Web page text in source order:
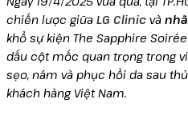
chiến lược giữa LG Clinicvà
khổ sự kiện The Sapphire
dấu cột mốc quan trọng trong
sẹo, nám và phục hồi da sau
khách hàng Việt Nam.
Wonder
UltraLUX PRO
Virtue RF